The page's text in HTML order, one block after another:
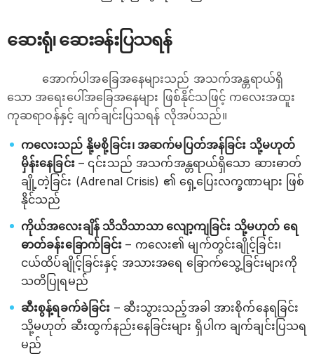
ဆေးရုံ၊ ဆေးခန်းပြသရန်
အောက်ပါအခြေအနေများသည် အသက်အန္တရာယ်ရှိ
သော အရေးပေါ်အခြေအနေများ ဖြစ်နိုင်သဖြင့် ကလေးအထူး
ကုဆရာဝန်နှင့် ချက်ချင်းပြသရန် လိုအပ်သည်။
ကလေးသည် နို့မစို့ခြင်း၊ အဆက်မပြတ်အန်ခြင်း သို့မဟုတ်
မှိန်းနေခြင်း– ၎င်းသည် အသက်အန္တရာယ်ရှိသော ဆားဓာတ်
ချို့တဲ့ခြင်း (Adrenal Crisis) ၏ ရှေ့ပြေးလက္ခဏာများ ဖြစ်
နိုင်သည်
ကိုယ်အလေးချိန် သိသိသာသာ လျော့ကျခြင်း သို့မဟုတ် ရေ
ဓာတ်ခန်းခြောက်ခြင်း – ကလေး၏ မျက်တွင်းချိုင့်ခြင်း၊
ငယ်ထိပ်ချိုင့်ခြင်းနှင့် အသားအရေ ခြောက်သွေ့ခြင်းများကို
သတိပြုရမည်
ဆီးစွန့်ရခက်ခဲခြင်း – ဆီးသွားသည့်အခါ အားစိုက်နေရခြင်း
သို့မဟုတ် ဆီးထွက်နည်းနေခြင်းများ ရှိပါက ချက်ချင်းပြသရ
မည်